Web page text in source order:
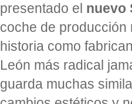
presentado el nuevo
coche de producción
historia como
León más radical
guarda muchas